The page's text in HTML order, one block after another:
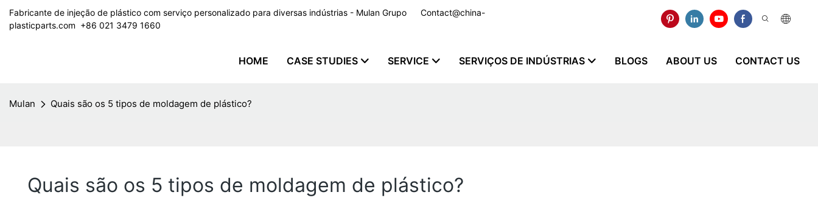
Fabricante de injeção de plástico com serviço personalizado para diversas indústrias - Mulan Grupo
Contact@china-
plasticparts.com ​​​​​​​ +86 021 3479 1660
HOME CASE STUDIES SERVICE SERVIÇOS DE INDÚSTRIAS BLOGS ABOUT US CONTACT US
Mulan Quais são os 5 tipos de moldagem de plástico?
Quais são os 5 tipos de moldagem de plástico?